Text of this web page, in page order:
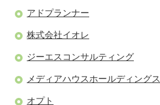
アドプランナー
株式会社イオレ
ジーエスコンサルティング
メディアハウスホールディングス
オプト